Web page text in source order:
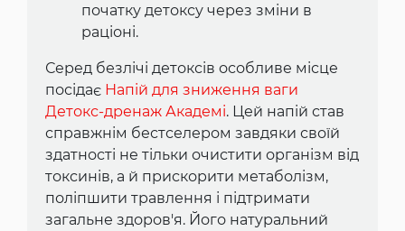
початку детоксу через зміни в
раціоні.
Серед безлічі детоксів особливе місце
посідає Напій для зниження ваги
Детокс-дренаж Академі. Цей напій став
справжнім бестселером завдяки своїй
здатності не тільки очистити організм від
токсинів, а й прискорити метаболізм,
поліпшити травлення і підтримати
загальне здоров'я. Його натуральний